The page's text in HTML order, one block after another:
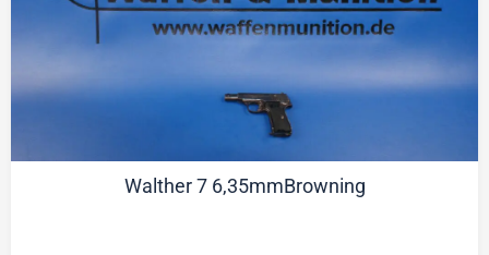
Walther 7 6,35mmBrowning